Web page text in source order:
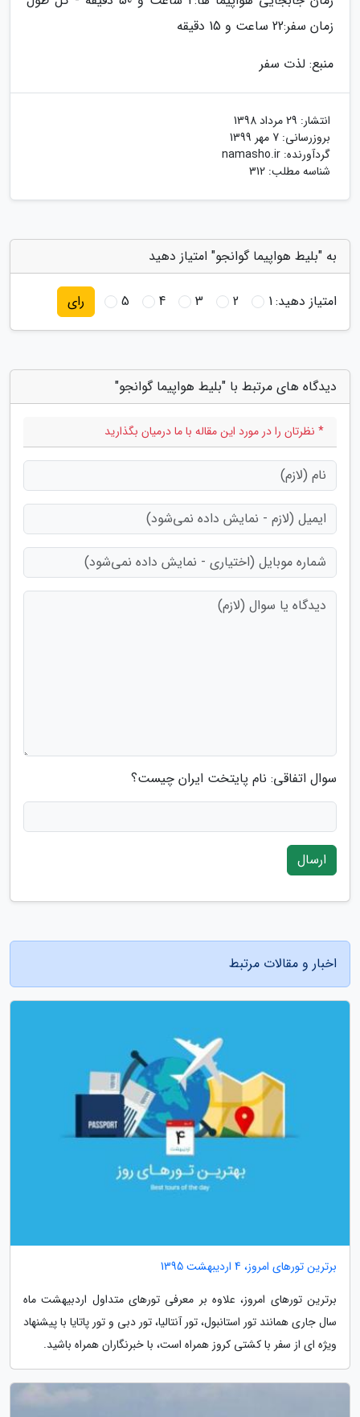
زمان سفر:22 ساعت و 15 دقیقه
منبع: لذت سفر
انتشار: 29 مرداد 1398
بروزرسانی: 7 مهر 1399
گردآورنده: namasho.ir
شناسه مطلب: 312
به "بلیط هواپیما گوانجو" امتیاز دهید
امتیاز دهید:1
2
3
4
5 رای
دیدگاه های مرتبط با "بلیط هواپیما گوانجو"
* نظرتان را در مورد این مقاله با ما درمیان بگذارید
سوال اتفاقی: نام پایتخت ایران چیست؟
ارسال
اخبار و مقالات مرتبط
برترین تورهای امروز، 4 اردیبهشت 1395
برترین تورهای امروز، علاوه بر معرفی تورهای متداول اردبیهشت ماه
سال جاری همانند تور استانبول، تور آنتالیا، تور دبی و تور پاتایا با پیشنهاد
ویژه ای از سفر با کشتی کروز همراه است، با خبرنگاران همراه باشید.